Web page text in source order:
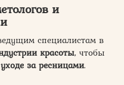
и
специалистам в
красоты, чтобы
за ресницами.